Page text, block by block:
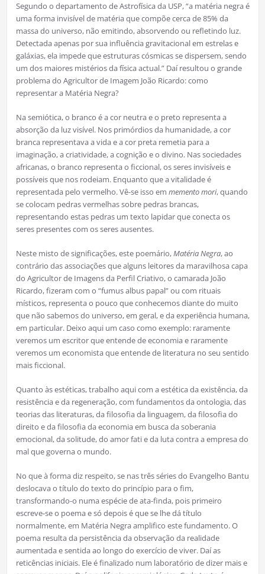
Segundo o departamento de Astrofísica da USP, “a matéria negra é
uma forma invisível de matéria que compõe cerca de 85% da
massa do universo, não emitindo, absorvendo ou refletindo luz.
Detectada apenas por sua influência gravitacional em estrelas e
galáxias, ela impede que estruturas cósmicas se dispersem, sendo
um dos maiores mistérios da física actual.” Daí resultou o grande
problema do Agricultor de Imagem João Ricardo: como
representar a Matéria Negra?
Na semiótica, o branco é a cor neutra e o preto representa a
absorção da luz visível. Nos primórdios da humanidade, a cor
branca representava a vida e a cor preta remetia para a
imaginação, a criatividade, a cognição e o divino. Nas sociedades
africanas, o branco representa o ficcional, os seres invisíveis e
possíveis que nos rodeiam. Enquanto que a vitalidade é
representada pelo vermelho. Vê-se isso em memento mori, quando
se colocam pedras vermelhas sobre pedras brancas,
representando estas pedras um texto lapidar que conecta os
seres presentes com os seres ausentes.
Neste misto de significações, este poemário,Matéria Negra, ao
contrário das associações que alguns leitores da maravilhosa capa
do Agricultor de Imagens da Perfil Criativo, o camarada João
Ricardo, fizeram com o “fumus albus papal” ou com rituais
místicos, representa o pouco que conhecemos diante do muito
que não sabemos do universo, em geral, e da experiência humana,
em particular. Deixo aqui um caso como exemplo: raramente
veremos um escritor que entende de economia e raramente
veremos um economista que entende de literatura no seu sentido
mais ficcional.
Quanto às estéticas, trabalho aqui com a estética da existência, da
resistência e da regeneração, com fundamentos da ontologia, das
teorias das literaturas, da filosofia da linguagem, da filosofia do
direito e da filosofia da economia em busca da soberania
emocional, da solitude, do amor fati e da luta contra a empresa do
mal que governa o mundo.
No que à forma diz respeito, se nas três séries do Evangelho Bantu
deslocava o título do texto do princípio para o fim,
transformando-o numa espécie de ata-finda, pois primeiro
escreve-se o poema e só depois é que se lhe dá título
normalmente, em Matéria Negra amplifico este fundamento. O
poema resulta da persistência da observação da realidade
aumentada e sentida ao longo do exercício de viver. Daí as
reticências iniciais. Ele é finalizado num laboratório de dizer mais e